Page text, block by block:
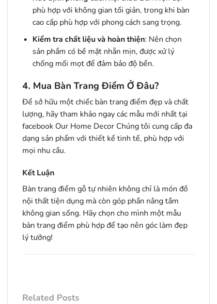
phù hợp với không gian tối giản, trong khi bàn
cao cấp phù hợp với phong cách sang trọng.
Kiểm tra chất liệu và hoàn thiện: Nên chọn
sản phẩm có bề mặt nhẵn mịn, được xử lý
chống mối mọt để đảm bảo độ bền.
4. Mua Bàn Trang Điểm Ở Đâu?
Để sở hữu một chiếc bàn trang điểm đẹp và chất
lượng, hãy tham khảo ngay các mẫu mới nhất tại
facebook Our Home Decor Chúng tôi cung cấp đa
dạng sản phẩm với thiết kế tinh tế, phù hợp với
mọi nhu cầu.
Kết Luận
Bàn trang điểm gỗ tự nhiên không chỉ là món đồ
nội thất tiện dụng mà còn góp phần nâng tầm
không gian sống. Hãy chọn cho mình một mẫu
bàn trang điểm phù hợp để tạo nên góc làm đẹp
lý tưởng!
Related Posts